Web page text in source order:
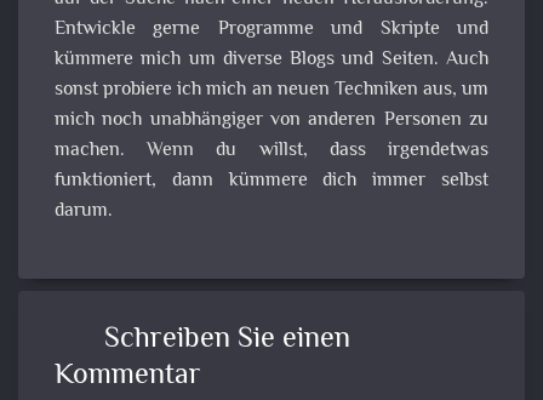
Entwickle gerne Programme und Skripte und
kümmere mich um diverse Blogs und Seiten. Auch
sonst probiere ich mich an neuen Techniken aus, um
mich noch unabhängiger von anderen Personen zu
machen. Wenn du willst, dass irgendetwas
funktioniert, dann kümmere dich immer selbst
darum.
Schreiben Sie einen
Kommentar